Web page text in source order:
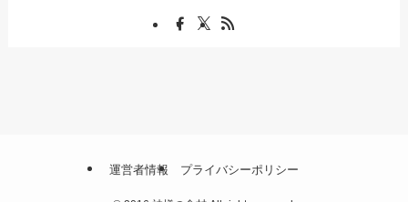
運営者情報 プライバシーポリシー